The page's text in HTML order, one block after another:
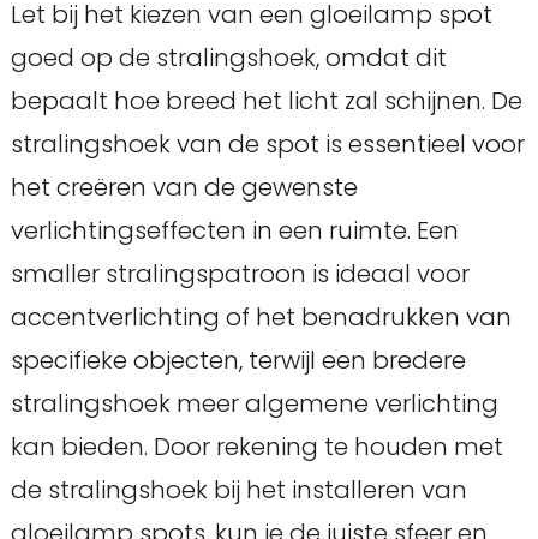
Let bij het kiezen van een gloeilamp spot
goed op de stralingshoek, omdat dit
bepaalt hoe breed het licht zal schijnen. De
stralingshoek van de spot is essentieel voor
het creëren van de gewenste
verlichtingseffecten in een ruimte. Een
smaller stralingspatroon is ideaal voor
accentverlichting of het benadrukken van
specifieke objecten, terwijl een bredere
stralingshoek meer algemene verlichting
kan bieden. Door rekening te houden met
de stralingshoek bij het installeren van